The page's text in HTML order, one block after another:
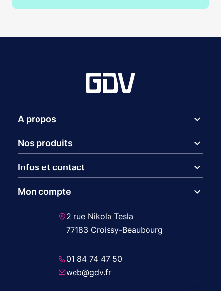
A propos expand_more
Nos produits expand_more
Infos et contact expand_more
Mon compte expand_more
2 rue Nikola Tesla
77183 Croissy-Beaubourg
01 84 74 47 50
web@gdv.fr